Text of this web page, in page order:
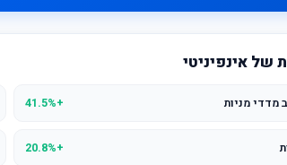
של אינפיניטי
מדדי מניות +41.5%
+20.8%